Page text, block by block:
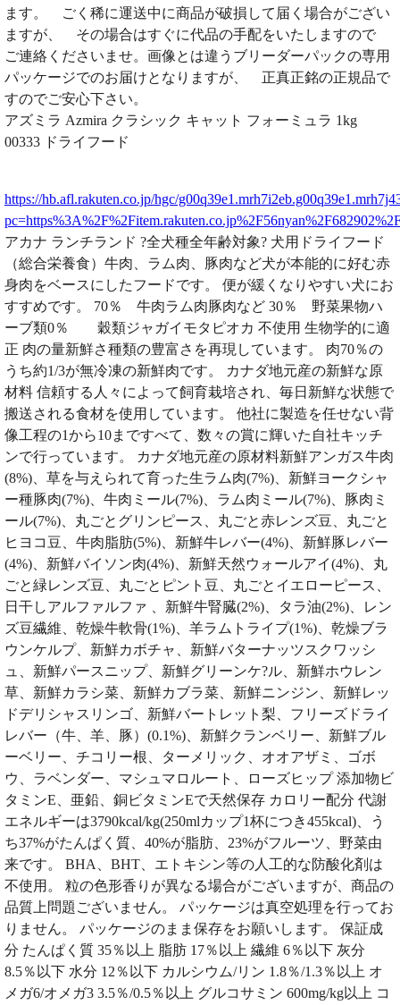
ます。 ごく稀に運送中に商品が破損して届く場合がござい
ますが、 その場合はすぐに代品の手配をいたしますので
ご連絡くださいませ。画像とは違うブリーダーパックの専用
パッケージでのお届けとなりますが、 正真正銘の正規品で
すのでご安心下さい。
アズミラ Azmira クラシック キャット フォーミュラ 1kg
00333 ドライフード
https://hb.afl.rakuten.co.jp/hgc/
アカナ ランチランド ?全犬種全年齢対象? 犬用ドライフード
（総合栄養食）牛肉、ラム肉、豚肉など犬が本能的に好む赤
身肉をベースにしたフードです。 便が緩くなりやすい犬にお
すすめです。 70％ 牛肉ラム肉豚肉など 30％ 野菜果物ハ
ーブ類0％ 穀類ジャガイモタピオカ 不使用 生物学的に適
正 肉の量新鮮さ種類の豊富さを再現しています。 肉70％の
うち約1/3が無冷凍の新鮮肉です。 カナダ地元産の新鮮な原
材料 信頼する人々によって飼育栽培され、毎日新鮮な状態で
搬送される食材を使用しています。 他社に製造を任せない背
像工程の1から10まですべて、数々の賞に輝いた自社キッチ
ンで行っています。 カナダ地元産の原材料新鮮アンガス牛肉
(8%)、草を与えられて育った生ラム肉(7%)、新鮮ヨークシャ
ー種豚肉(7%)、牛肉ミール(7%)、ラム肉ミール(7%)、豚肉ミ
ール(7%)、丸ごとグリンピース、丸ごと赤レンズ豆、丸ごと
ヒヨコ豆、牛肉脂肪(5%)、新鮮牛レバー(4%)、新鮮豚レバー
(4%)、新鮮バイソン肉(4%)、新鮮天然ウォールアイ(4%)、丸
ごと緑レンズ豆、丸ごとピント豆、丸ごとイエローピース、
日干しアルファルファ 、新鮮牛腎臓(2%)、タラ油(2%)、レン
ズ豆繊維、乾燥牛軟骨(1%)、羊ラムトライプ(1%)、乾燥ブラ
ウンケルプ、新鮮カボチャ、新鮮バターナッツスクワッシ
ュ、新鮮パースニップ、新鮮グリーンケ?ル、新鮮ホウレン
草、新鮮カラシ菜、新鮮カブラ菜、新鮮ニンジン、新鮮レッ
ドデリシャスリンゴ、新鮮バートレット梨、フリーズドライ
レバー（牛、羊、豚）(0.1%)、新鮮クランベリー、新鮮ブル
ーベリー、チコリー根、ターメリック、オオアザミ、ゴボ
ウ、ラベンダー、マシュマロルート、ローズヒップ 添加物ビ
タミンE、亜鉛、銅ビタミンEで天然保存 カロリー配分 代謝
エネルギーは3790kcal/kg(250mlカップ1杯につき455kcal)、う
ち37%がたんぱく質、40%が脂肪、23%がフルーツ、野菜由
来です。 BHA、BHT、エトキシン等の人工的な防酸化剤は
不使用。 粒の色形香りが異なる場合がございますが、商品の
品質上問題ございません。 パッケージは真空処理を行ってお
りません。 パッケージのまま保存をお願いします。 保証成
分 たんぱく質 35％以上 脂肪 17％以上 繊維 6％以下 灰分
8.5％以下 水分 12％以下 カルシウム/リン 1.8％/1.3％以上 オ
メガ6/オメガ3 3.5％/0.5％以上 グルコサミン 600mg/kg以上 コ